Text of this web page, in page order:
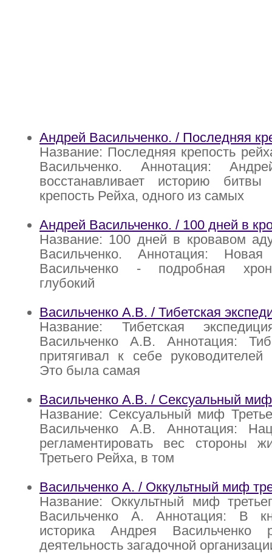
Андрей Васильченко. / Последняя
Название: Последняя крепость
Васильченко. Аннотация:
восстанавливает историю
крепость Рейха, одного из самых
Андрей Васильченко. / 100 дней в
Название: 100 дней в кровавом
Васильченко. Аннотация:
Васильченко - подробная
глубокий
Васильченко А.В. / Тибетская
Название: Тибетская
Васильченко А.В. Аннотация:
притягивал к себе руководителей
Это была самая
Васильченко А.В. / Сексуальный миф
Название: Сексуальный миф
Васильченко А.В. Аннотация:
регламентировать вес стороны
Третьего Рейха, в том
Васильченко А. / Оккультный миф
Название: Оккультный миф
Васильченко А. Аннотация: В
историка Андрея Васильченко
деятельность загадочной